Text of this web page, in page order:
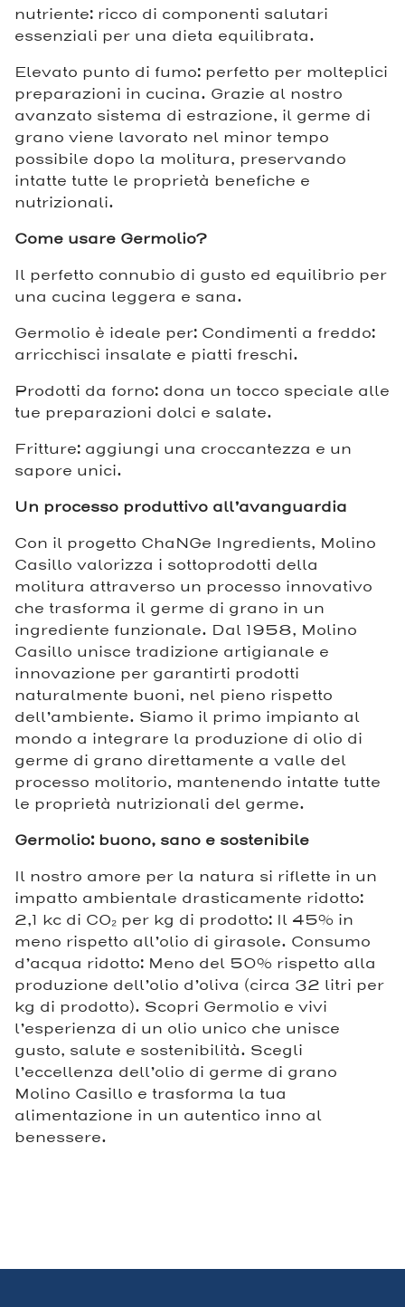
nutriente: ricco di componenti salutari
essenziali per una dieta equilibrata.
Elevato punto di fumo: perfetto per molteplici
preparazioni in cucina. Grazie al nostro
avanzato sistema di estrazione, il germe di
grano viene lavorato nel minor tempo
possibile dopo la molitura, preservando
intatte tutte le proprietà benefiche e
nutrizionali.
Come usare Germolio?
Il perfetto connubio di gusto ed equilibrio per
una cucina leggera e sana.
Germolio è ideale per: Condimenti a freddo:
arricchisci insalate e piatti freschi.
Prodotti da forno: dona un tocco speciale alle
tue preparazioni dolci e salate.
Fritture: aggiungi una croccantezza e un
sapore unici.
Un processo produttivo all’avanguardia
Con il progetto ChaNGe Ingredients, Molino
Casillo valorizza i sottoprodotti della
molitura attraverso un processo innovativo
che trasforma il germe di grano in un
ingrediente funzionale. Dal 1958, Molino
Casillo unisce tradizione artigianale e
innovazione per garantirti prodotti
naturalmente buoni, nel pieno rispetto
dell’ambiente. Siamo il primo impianto al
mondo a integrare la produzione di olio di
germe di grano direttamente a valle del
processo molitorio, mantenendo intatte tutte
le proprietà nutrizionali del germe.
Germolio: buono, sano e sostenibile
Il nostro amore per la natura si riflette in un
impatto ambientale drasticamente ridotto:
2,1 kc di CO₂ per kg di prodotto: Il 45% in
meno rispetto all’olio di girasole. Consumo
d’acqua ridotto: Meno del 50% rispetto alla
produzione dell’olio d’oliva (circa 32 litri per
kg di prodotto). Scopri Germolio e vivi
l’esperienza di un olio unico che unisce
gusto, salute e sostenibilità. Scegli
l’eccellenza dell’olio di germe di grano
Molino Casillo e trasforma la tua
alimentazione in un autentico inno al
benessere.